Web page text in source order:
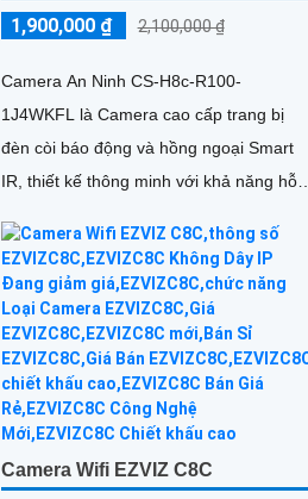
1,900,000 ₫ 2,100,000 ₫
Camera An Ninh CS-H8c-R100-
1J4WKFL là Camera cao cấp trang bị
đèn còi báo động và hồng ngoại Smart
IR, thiết kế thông minh với khả năng hỗ
Camera Wifi EZVIZ C8C